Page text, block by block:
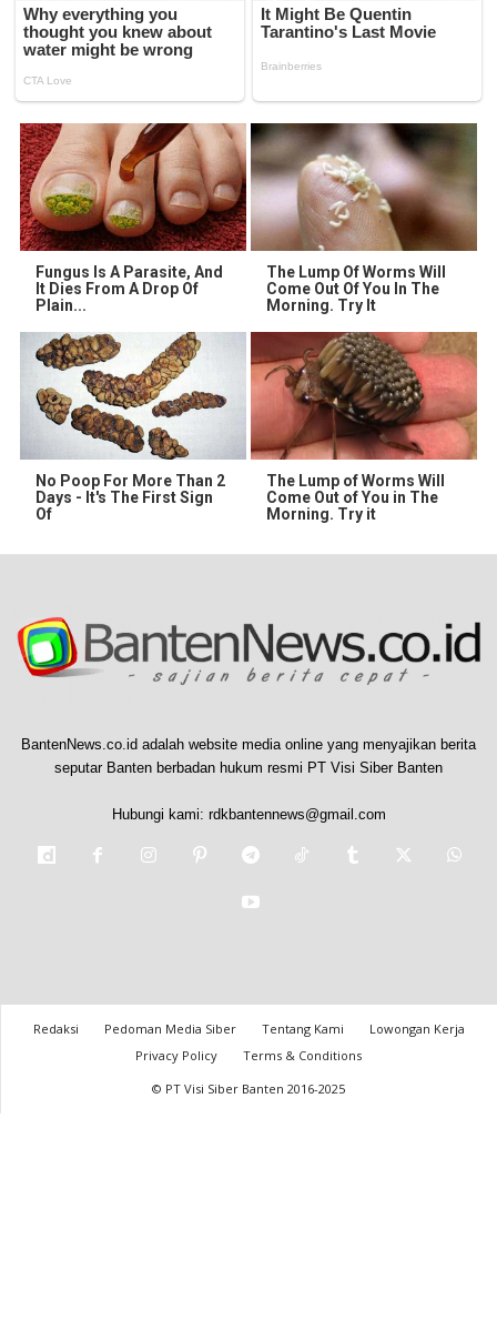
Fungus Is A Parasite, And
It Dies From A Drop Of
Plain...
The Lump Of Worms Will
Come Out Of You In The
Morning. Try It
No Poop For More Than 2
Days - It's The First Sign
Of
The Lump of Worms Will
Come Out of You in The
Morning. Try it
BantenNews.co.id adalah website media online yang menyajikan berita
seputar Banten berbadan hukum resmi PT Visi Siber Banten
Hubungi kami: rdkbantennews@gmail.com
Redaksi Pedoman Media Siber Tentang Kami
Lowongan Kerja
Privacy Policy
Terms & Conditions
© PT Visi Siber Banten 2016-2025